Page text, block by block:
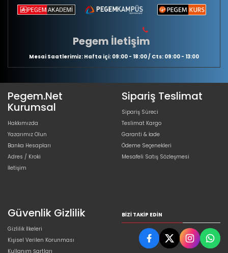
Pegem İletişim
Mesai Saatlerimiz: Hafta içi: 09:00 - 18:00 / Cts: 09:00 - 13:00
Pegem.Net
Kurumsal
Hakkımızda
Yazarımız Olun
Banka Hesapları
Adres / Kroki
İletişim
Sipariş Teslimat
Sipariş Süreci
Teslimat Kargo
Garanti & İade
Ödeme Seçenekleri
Mesafeli Satış Sözleşmesi
Güvenlik Gizlilik
Gizlilik İlkeleri
Kişisel Verilen Korunması
Kullanım Şartları
BIZI TAKIP EDIN